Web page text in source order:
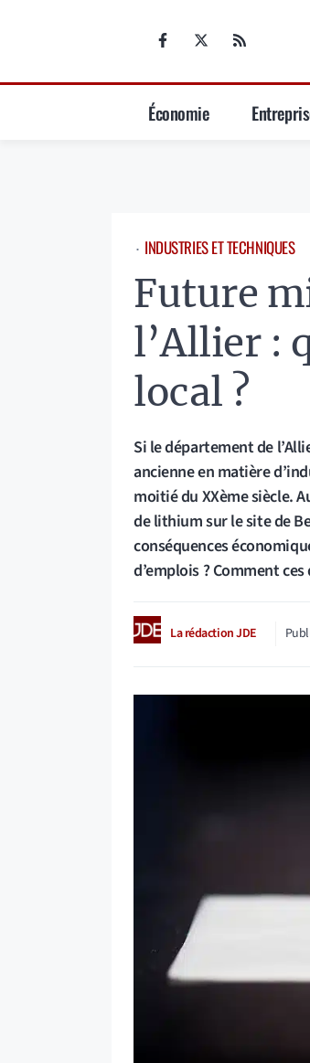
Économie
⋅ INDUSTRIES ET TECHNIQUES
Future
l’Allier :
local ?
Si le département de
ancienne en matière
moitié du XXème siècle.
de lithium sur le site de
conséquences
d’emplois ? Comment
La rédaction JDE